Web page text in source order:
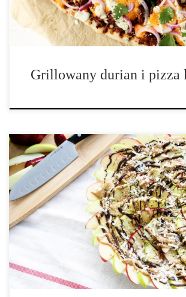
Grillowany durian i pizza
Ilość porcji: 6-8 Składniki: • 4 jabłka
• 1 szklanka rozpuszczonego masła oz
ulubionego masła z nasion lub orzechów) • 1
rozpuszczonych płatków czekoladowych • 4